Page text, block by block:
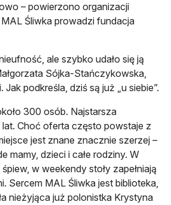
– powierzono organizacji
Śliwka prowadzi fundacja
ale szybko udało się ją
Sójka-Stańczykowska,
podkreśla, dziś są już „u siebie”.
300 osób. Najstarsza
Choć oferta często powstaje z
jest znane znacznie szerzej –
mamy, dzieci i całe rodziny. W
w weekendy stoły zapełniają
Sercem MAL Śliwka jest biblioteka,
nieżyjąca już polonistka Krystyna